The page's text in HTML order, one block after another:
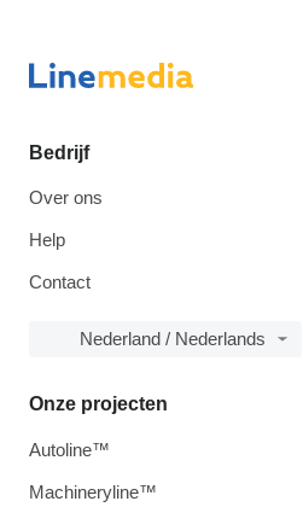
Bedrijf
Over ons
Help
Contact
Nederland / Nederlands
Onze projecten
Autoline™
Machineryline™